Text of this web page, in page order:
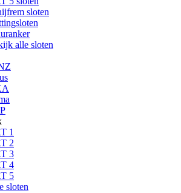
sloten
alle sloten
1
2
3
4
5
sloten